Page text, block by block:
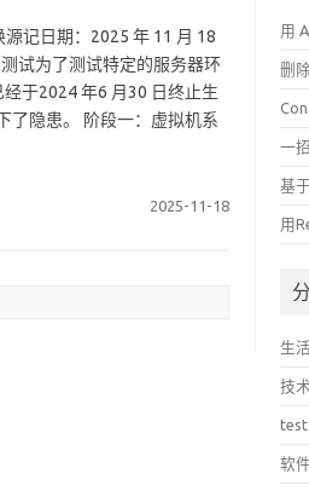
记日期：2025 年 11 月 18
试为了测试特定的服务器环
于2024 年6 月30 日终止生
了隐患。 阶段一：虚拟机系
2025-11-18
用
删
一
基
用
生
技
test
软